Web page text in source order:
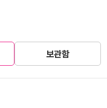
보관함